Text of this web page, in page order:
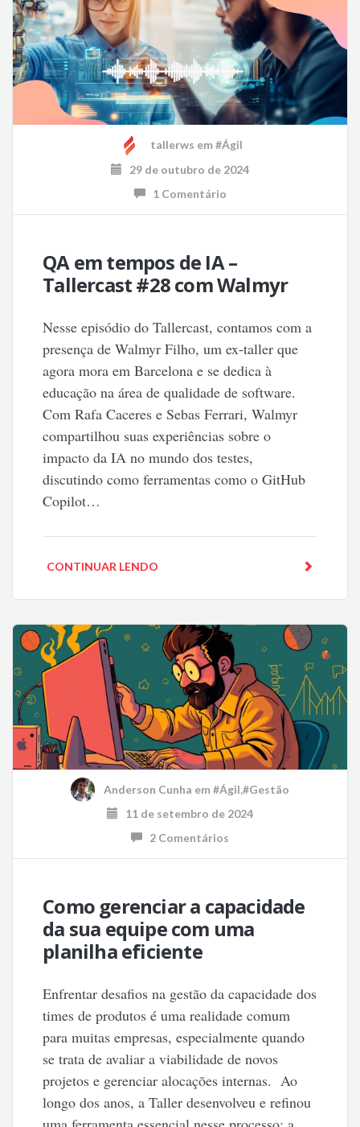
tallerws em #Ágil
29 de outubro de 2024
1 Comentário
QA em tempos de IA –
Tallercast #28 com Walmyr
Nesse episódio do Tallercast, contamos com a
presença de Walmyr Filho, um ex-taller que
agora mora em Barcelona e se dedica à
educação na área de qualidade de software.
Com Rafa Caceres e Sebas Ferrari, Walmyr
compartilhou suas experiências sobre o
impacto da IA no mundo dos testes,
discutindo como ferramentas como o GitHub
Copilot…
CONTINUAR LENDO
Anderson Cunha em #Ágil,#Gestão
11 de setembro de 2024
2 Comentários
Como gerenciar a capacidade
da sua equipe com uma
planilha eficiente
Enfrentar desafios na gestão da capacidade dos
times de produtos é uma realidade comum
para muitas empresas, especialmente quando
se trata de avaliar a viabilidade de novos
projetos e gerenciar alocações internas. Ao
longo dos anos, a Taller desenvolveu e refinou